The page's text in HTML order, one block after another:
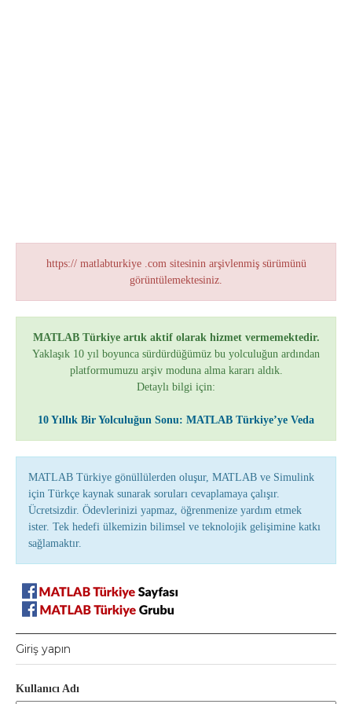
https:// matlabturkiye .com sitesinin arşivlenmiş sürümünü
görüntülemektesiniz.
MATLAB Türkiye artık aktif olarak hizmet vermemektedir.
Yaklaşık 10 yıl boyunca sürdürdüğümüz bu yolculuğun ardından
platformumuzu arşiv moduna alma kararı aldık.
Detaylı bilgi için:
10 Yıllık Bir Yolculuğun Sonu: MATLAB Türkiye’ye Veda
MATLAB Türkiye gönüllülerden oluşur, MATLAB ve Simulink
için Türkçe kaynak sunarak soruları cevaplamaya çalışır.
Ücretsizdir. Ödevlerinizi yapmaz, öğrenmenize yardım etmek
ister. Tek hedefi ülkemizin bilimsel ve teknolojik gelişimine katkı
sağlamaktır.
Giriş yapın
Kullanıcı Adı